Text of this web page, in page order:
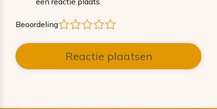
Beoordeling 4
3
2
1